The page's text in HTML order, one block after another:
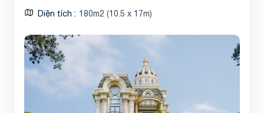
Diện tích 180m2 (10.5 x 17m)